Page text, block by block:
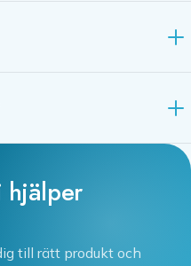
hjälper
till rätt produkt och